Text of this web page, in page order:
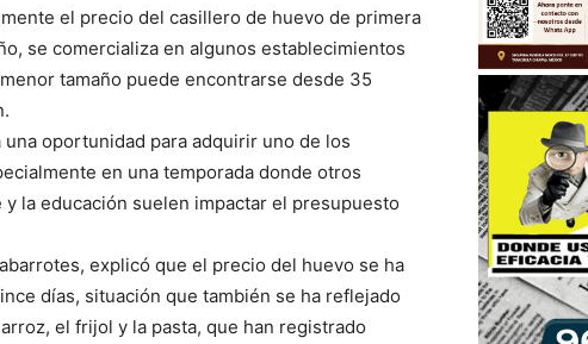
el precio del casillero de huevo de primera
se comercializa en algunos establecimientos
tamaño puede encontrarse desde 35
oportunidad para adquirir uno de los
en una temporada donde otros
la educación suelen impactar el presupuesto
explicó que el precio del huevo se ha
días, situación que también se ha reflejado
el frijol y la pasta, que han registrado